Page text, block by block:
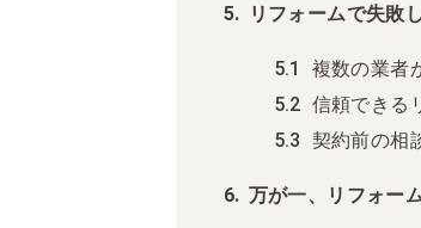
リフォームで失敗
複数の業者
信頼できる
契約前の相
万が一、リフォー